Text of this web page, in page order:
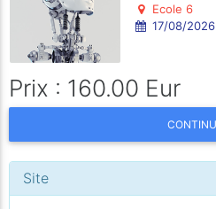
Ecole 6
17/08/
Prix : 160.00 Eur
Site